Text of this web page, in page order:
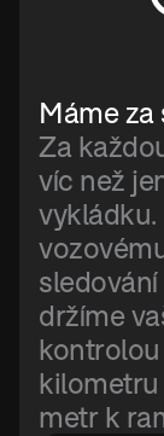
Máme
Za
víc než
držíme
metr k